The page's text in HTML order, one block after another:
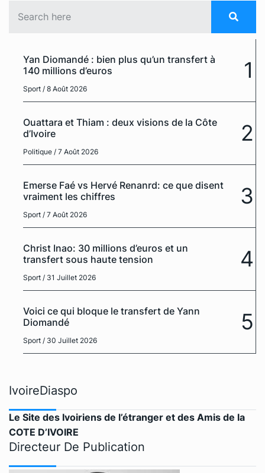
Yan Diomandé : bien plus qu’un transfert à
140 millions d’euros
Sport / 8 Août 2026
1
Ouattara et Thiam : deux visions de la Côte
d’Ivoire
Politique / 7 Août 2026
2
Emerse Faé vs Hervé Renanrd: ce que disent
vraiment les chiffres
Sport / 7 Août 2026
3
Christ Inao: 30 millions d’euros et un
transfert sous haute tension
Sport / 31 Juillet 2026
4
Voici ce qui bloque le transfert de Yann
Diomandé
Sport / 30 Juillet 2026
5
IvoireDiaspo
Le Site des Ivoiriens de l’étranger et des Amis de la
COTE D’IVOIRE
Directeur De Publication